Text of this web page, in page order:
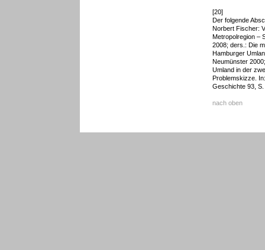
[20]
Der folgende
Norbert Fischer:
Metropolregion –
2008; ders.: Die
Hamburger
Neumünster
Umland in der
Problemskizze.
Geschichte 93,
nach oben